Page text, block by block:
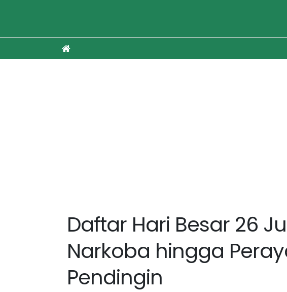
Daftar Hari Besar 26
Narkoba hingga
Pendingin